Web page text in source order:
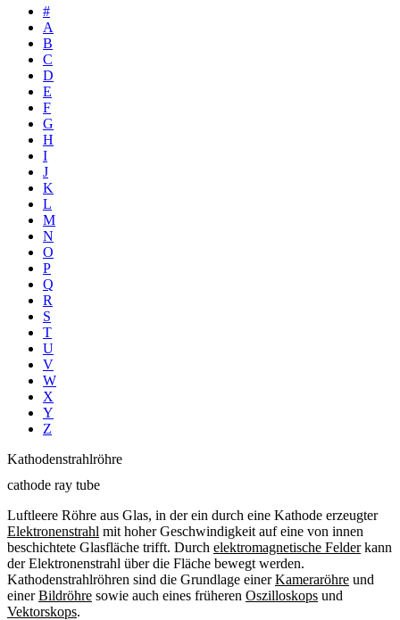
#
A
B
C
D
E
F
G
H
I
J
K
L
M
N
O
P
Q
R
S
T
U
V
W
X
Y
Z
Kathodenstrahlröhre
cathode ray tube
Luftleere Röhre aus Glas, in der ein durch eine Kathode erzeugter
Elektronenstrahl mit hoher Geschwindigkeit auf eine von innen
beschichtete Glasfläche trifft. Durch elektromagnetische Felderkann
der Elektronenstrahl über die Fläche bewegt werden.
Kathodenstrahlröhren sind die Grundlage einerKameraröhre und
einerBildröhre sowie auch eines früheren Oszilloskops und
Vektorskops.